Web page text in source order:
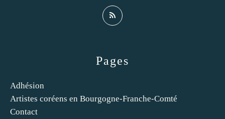
Pages
Adhésion
Artistes coréens en Bourgogne-Franche-Comté
Contact